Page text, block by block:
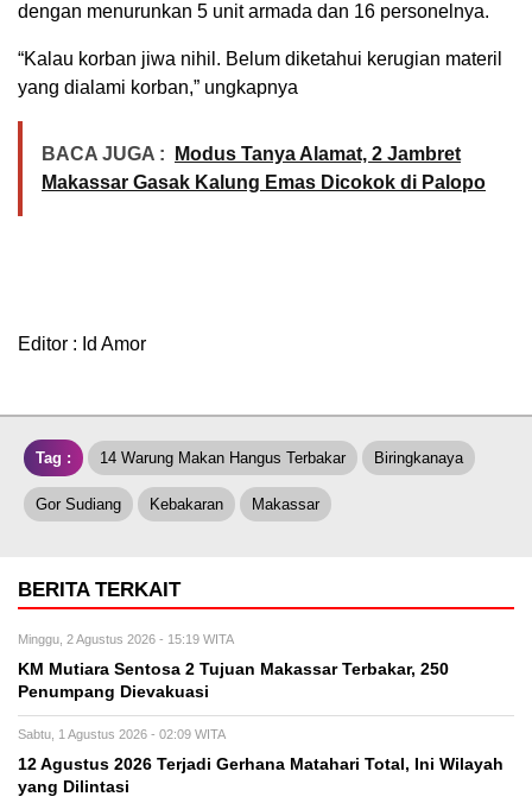
dengan menurunkan 5 unit armada dan 16 personelnya.
“Kalau korban jiwa nihil. Belum diketahui kerugian materil
yang dialami korban,” ungkapnya
BACA JUGA :
Modus Tanya Alamat, 2 Jambret
Makassar Gasak Kalung Emas Dicokok di Palopo
Editor : Id Amor
Tag : 14 Warung Makan Hangus Terbakar Biringkanaya
Gor Sudiang Kebakaran Makassar
BERITA TERKAIT
Minggu, 2 Agustus 2026 - 15:19 WITA
KM Mutiara Sentosa 2 Tujuan Makassar Terbakar, 250
Penumpang Dievakuasi
Sabtu, 1 Agustus 2026 - 02:09 WITA
12 Agustus 2026 Terjadi Gerhana Matahari Total, Ini Wilayah
yang Dilintasi